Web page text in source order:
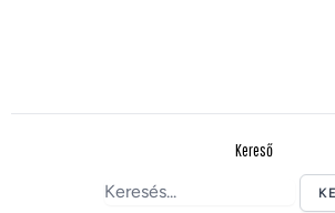
Kereső